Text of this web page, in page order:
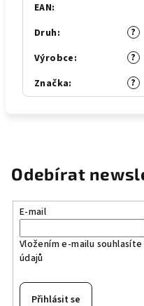
EAN:
?
Druh:
?
Výrobce:
?
Značka:
Odebírat
E-mail
Vložením e-mailu souhlasíte
údajů
Přihlásit se